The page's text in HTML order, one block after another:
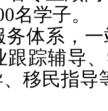
名学子。
务体系，
跟踪辅导
移民指导